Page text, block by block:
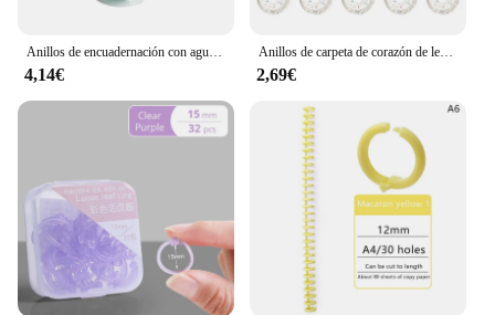
wide range of creative individuals and businesses.
Anillos de encuadernación con agujeros de seta, discos de plástico de 11 piezas y 28mm, cuadernos de hojas sueltas, anillas de carpeta, planificador de discos
4,14€
Anillos de carpeta de corazón de lentejuelas brillantes, Agujero De Seta, encuadernación de cuaderno de hojas sueltas, aro de hebilla de disco de plástico, 20 piezas
2,69€